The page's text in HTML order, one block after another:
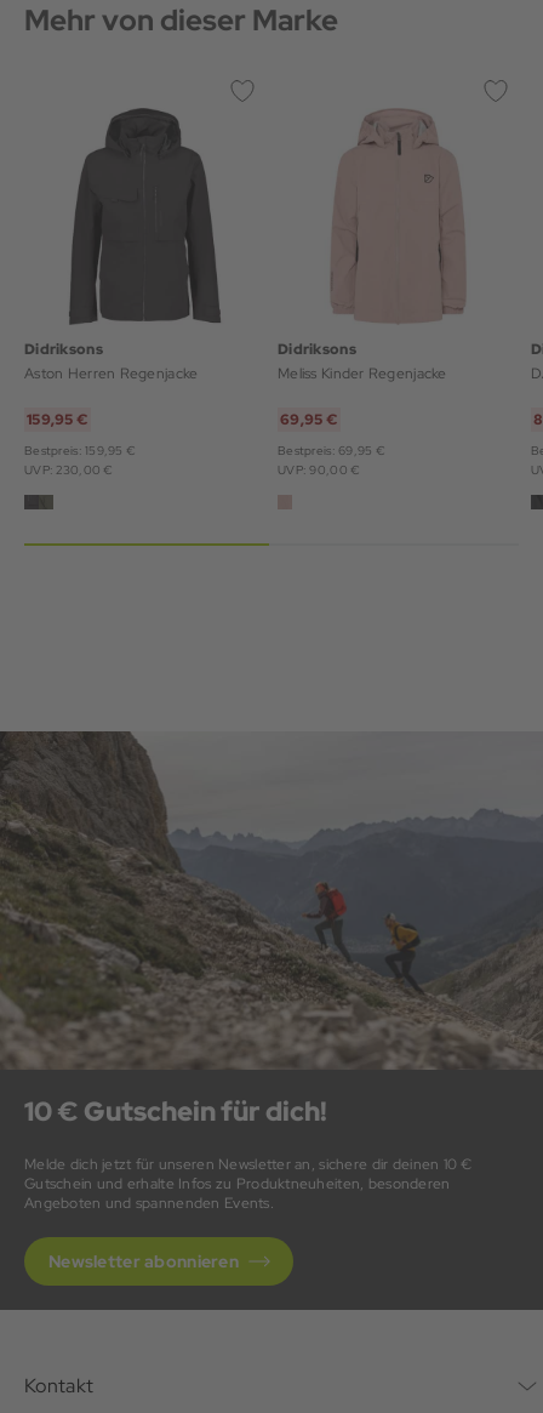
Mehr von dieser Marke
Didriksons
Aston Herren Regenjacke
159,95 €
Bestpreis: 159,95 €
UVP: 230,00 €
Didriksons
Meliss Kinder Regenjacke
69,95 €
Bestpreis: 69,95 €
UVP: 90,00 €
10 € Gutschein für dich!
Melde dich jetzt für unseren Newsletter an, sichere dir deinen 10 €
Gutschein und erhalte Infos zu Produktneuheiten, besonderen
Angeboten und spannenden Events.
Newsletter abonnieren
Kontakt